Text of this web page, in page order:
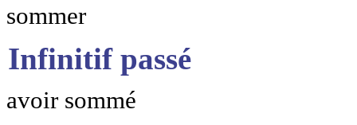
sommer
Infinitif passé
avoir sommé